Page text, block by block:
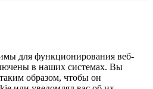
для функционирования веб-
в наших системах. Вы
образом, чтобы он